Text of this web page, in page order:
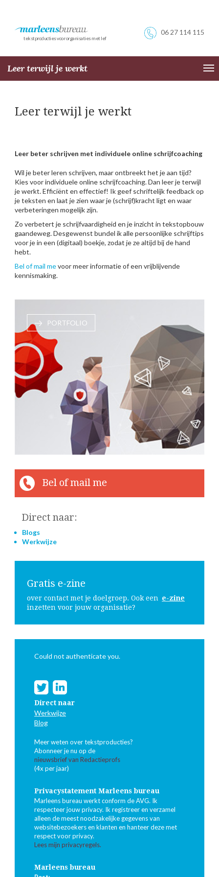
tekstproducties voor organisaties met lef
06 27 114 115
Leer terwijl je werkt
Leer terwijl je werkt
Leer beter schrijven met individuele online schrijfcoaching
Wil je beter leren schrijven, maar ontbreekt het je aan tijd?
Kies voor individuele online schrijfcoaching. Dan leer je terwijl
je werkt. Efficiënt en effectief! Ik geef schriftelijk feedback op
je teksten en laat je zien waar je (schrijf)kracht ligt en waar
verbeteringen mogelijk zijn.
Zo verbetert je schrijfvaardigheid en je inzicht in tekstopbouw
gaandeweg. Desgewenst bundel ik alle persoonlijke schrijftips
voor je in een (digitaal) boekje, zodat je ze altijd bij de hand
hebt.
Bel of mail mevoor meer informatie of een vrijblijvende
kennismaking.
PORTFOLIO
Bel of mail me
Direct naar:
Blogs
Werkwijze
Gratis e-zine
over contact met je doelgroep. Ook een e-zine
inzetten voor jouw organisatie?
Could not authenticate you.
Direct naar
Werkwijze
Blog
Meer weten over tekstproducties?
Abonneer je nu op de
nieuwsbrief van Redactieprofs
(4x per jaar)
Privacystatement Marleens bureau
Marleens bureau werkt conform de AVG. Ik
respecteer jouw privacy. Ik registreer en verzamel
alleen de meest noodzakelijke gegevens van
websitebezoekers en klanten en hanteer deze met
respect voor privacy.
Lees mijn privacyregels.
Marleens bureau